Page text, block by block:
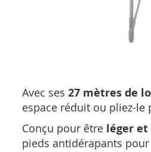
Avec ses 27 mètres de
espace réduit ou pliez-le
Conçu pour être léger
pieds antidérapants